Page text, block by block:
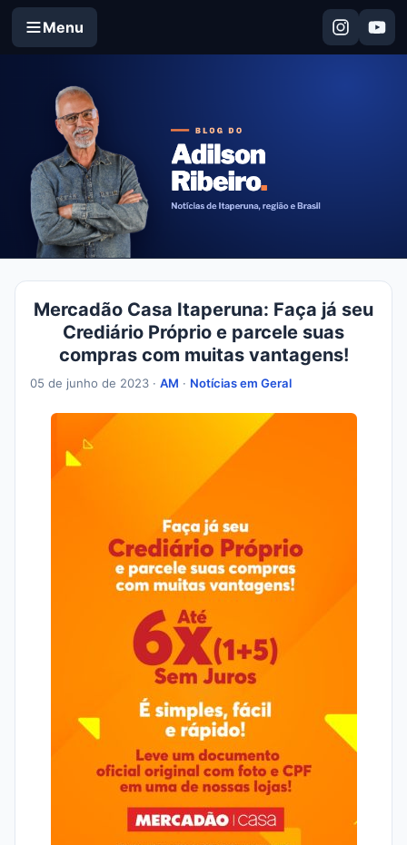
Menu
Mercadão Casa Itaperuna: Faça já seu
Crediário Próprio e parcele suas
compras com muitas vantagens!
05 de junho de 2023 · AM · Notícias em Geral